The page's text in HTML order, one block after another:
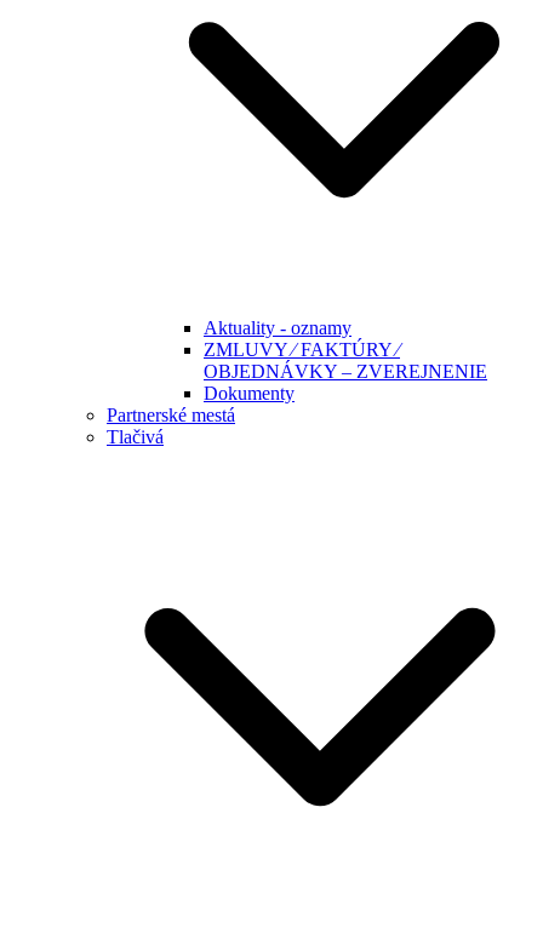
Aktuality - oznamy
ZMLUVY ⁄ FAKTÚRY ⁄
OBJEDNÁVKY – ZVEREJNENIE
Dokumenty
Partnerské mestá
Tlačivá